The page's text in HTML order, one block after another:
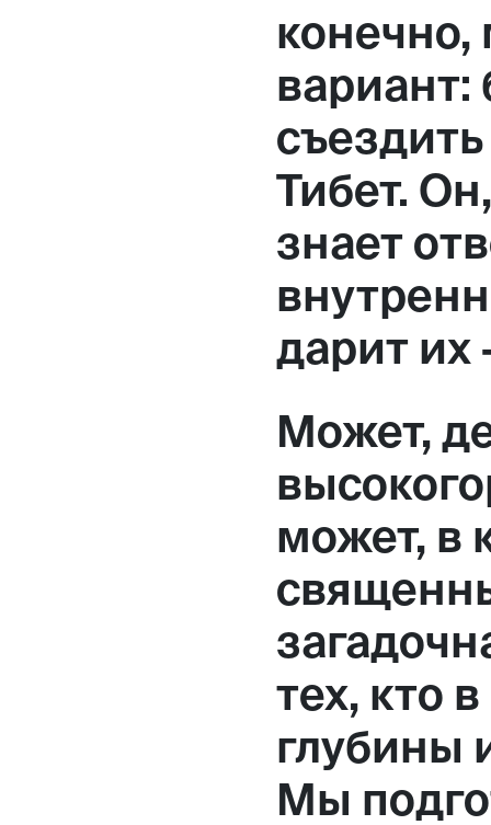
Большая
вход 10, 3 этаж, КП «Дизайн
вариант:
Тибет.
знает
дарит их
Может,
может, в
тех, кто
глубины
Мы